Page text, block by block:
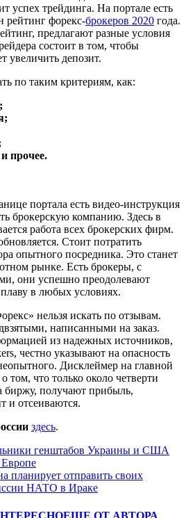
успех трейдинга. На портале есть
рейтинг форекс-брокеров 2020 года.
предлагают разные условия
состоит в том, чтобы
увеличить депозит.
по таким критериям, как:
прочее.
портала есть видео-инструкция
брокерскую компанию. Здесь в
работа всех брокерских фирм.
Стоит потратить
опытного посредника. Это станет
рынке. Есть брокеры, с
они успешно преодолевают
в любых условиях.
нельзя искать по отзывам.
написанными на заказ.
из надежных источников,
честно указывают на опасность
Дисклеймер на главной
том, что только около четверти
получают прибыль,
и отсеиваются.
здесь.
генштабов Украины и США
Европе
планирует отправить своих
НАТО в Ираке
ЕЩЕ ОТ АВТОРА